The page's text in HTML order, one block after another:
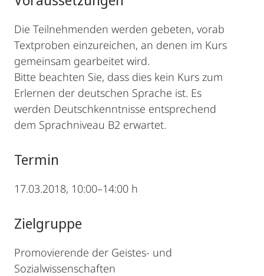
Die Teilnehmenden werden gebeten, vorab
Textproben einzureichen, an denen im Kurs
gemeinsam gearbeitet wird.
Bitte beachten Sie, dass dies kein Kurs zum
Erlernen der deutschen Sprache ist. Es
werden Deutschkenntnisse entsprechend
dem Sprachniveau B2 erwartet.
Termin
17.03.2018, 10:00–14:00 h
Zielgruppe
Promovierende der Geistes- und
Sozialwissenschaften